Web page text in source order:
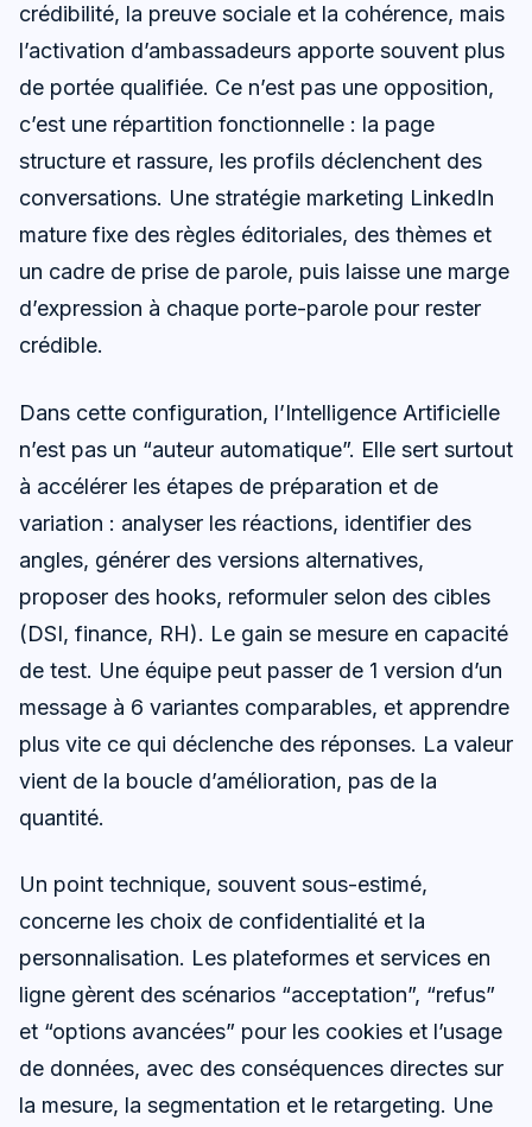
crédibilité, la preuve sociale et la cohérence, mais
l’activation d’ambassadeurs apporte souvent plus
de portée qualifiée. Ce n’est pas une opposition,
c’est une répartition fonctionnelle : la page
structure et rassure, les profils déclenchent des
conversations. Une stratégie marketing LinkedIn
mature fixe des règles éditoriales, des thèmes et
un cadre de prise de parole, puis laisse une marge
d’expression à chaque porte-parole pour rester
crédible.
Dans cette configuration, l’Intelligence Artificielle
n’est pas un “auteur automatique”. Elle sert surtout
à accélérer les étapes de préparation et de
variation : analyser les réactions, identifier des
angles, générer des versions alternatives,
proposer des hooks, reformuler selon des cibles
(DSI, finance, RH). Le gain se mesure en capacité
de test. Une équipe peut passer de 1 version d’un
message à 6 variantes comparables, et apprendre
plus vite ce qui déclenche des réponses. La valeur
vient de la boucle d’amélioration, pas de la
quantité.
Un point technique, souvent sous-estimé,
concerne les choix de confidentialité et la
personnalisation. Les plateformes et services en
ligne gèrent des scénarios “acceptation”, “refus”
et “options avancées” pour les cookies et l’usage
de données, avec des conséquences directes sur
la mesure, la segmentation et le retargeting. Une